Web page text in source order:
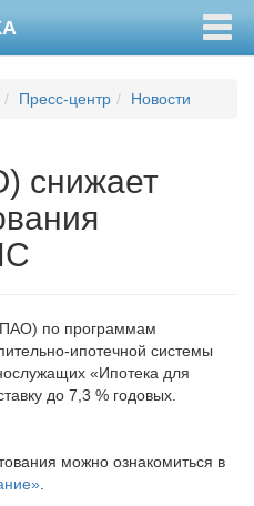
Пресс-центр Новости
снижает
по программам
ипотечной системы
«Ипотека для
до 7,3 % годовых.
можно ознакомиться в